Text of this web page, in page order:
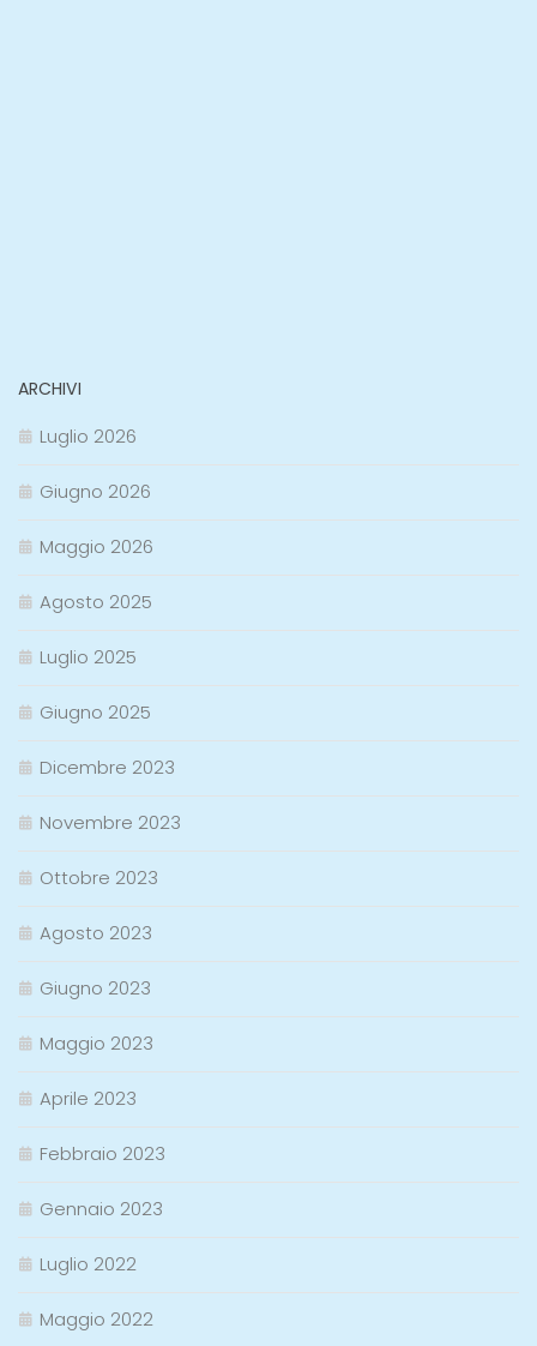
ARCHIVI
Luglio 2026
Giugno 2026
Maggio 2026
Agosto 2025
Luglio 2025
Giugno 2025
Dicembre 2023
Novembre 2023
Ottobre 2023
Agosto 2023
Giugno 2023
Maggio 2023
Aprile 2023
Febbraio 2023
Gennaio 2023
Luglio 2022
Maggio 2022